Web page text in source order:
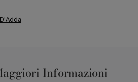
Informazioni